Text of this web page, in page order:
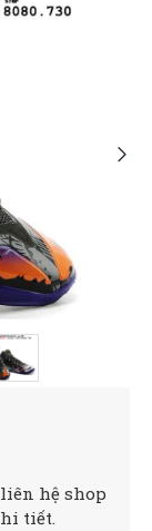
hệ shop
tiết.